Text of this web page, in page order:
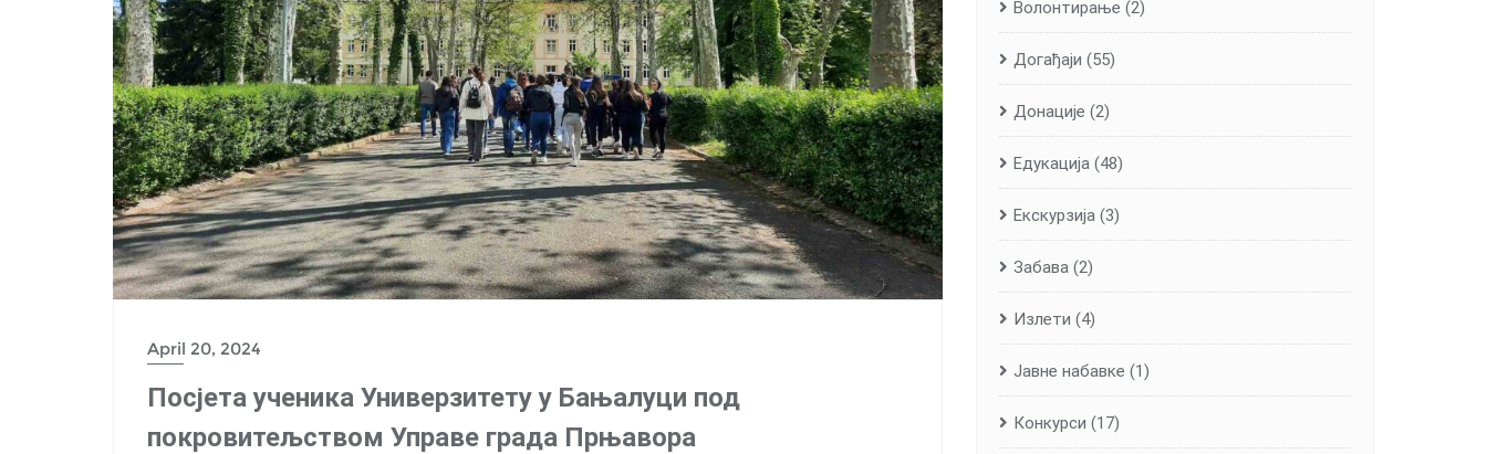
April 20, 2024
Посјета ученика Универзитету у Бањалуци под
покровитељством Управе града Прњавора
Волонтирање (2)
Догађаји (55)
Донације (2)
Едукација (48)
Екскурзија (3)
Забава (2)
Излети (4)
Јавне набавке (1)
Конкурси (17)